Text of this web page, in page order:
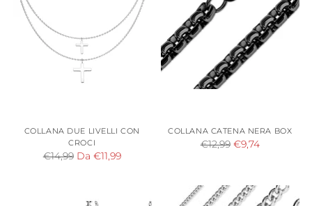
COLLANA DUE LIVELLI CON
CROCI
Prezzo
€14,99 Da €11,99
COLLANA CATENA NERA BOX
Prezzo
€12,99 €9,74